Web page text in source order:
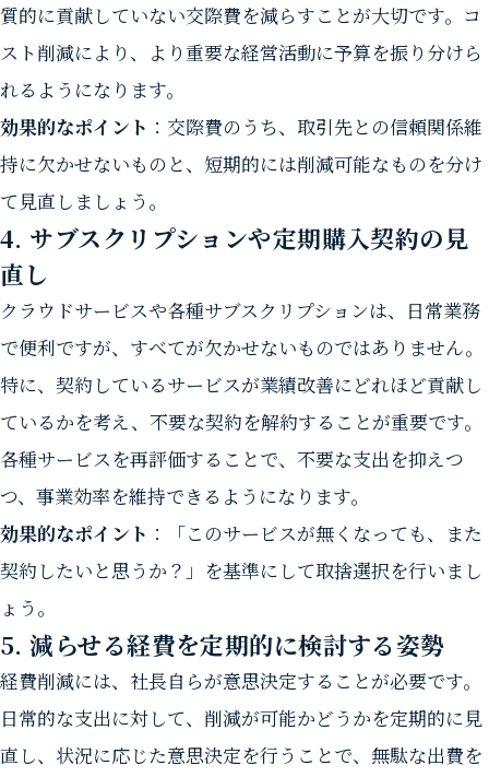
質的に貢献していない交際費を減らすことが大切です。コ
スト削減により、より重要な経営活動に予算を振り分けら
れるようになります。
効果的なポイント ：交際費のうち、取引先との信頼関係維
持に欠かせないものと、短期的には削減可能なものを分け
て見直しましょう。
4. サブスクリプションや定期購入契約の見
直し
クラウドサービスや各種サブスクリプションは、日常業務
で便利ですが、すべてが欠かせないものではありません。
特に、契約しているサービスが業績改善にどれほど貢献し
ているかを考え、不要な契約を解約することが重要です。
各種サービスを再評価することで、不要な支出を抑えつ
つ、事業効率を維持できるようになります。
効果的なポイント ：「このサービスが無くなっても、また
契約したいと思うか？」を基準にして取捨選択を行いまし
ょう。
5. 減らせる経費を定期的に検討する姿勢
経費削減には、社長自らが意思決定することが必要です。
日常的な支出に対して、削減が可能かどうかを定期的に見
直し、状況に応じた意思決定を行うことで、無駄な出費を